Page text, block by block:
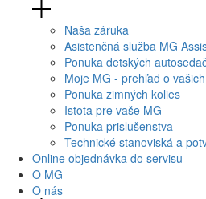
Naša záruka
Asistenčná služba MG
Ponuka detských
Moje MG - prehľad o
Ponuka zimných kolies
Istota pre vaše MG
Ponuka prislušenstva
Technické stanoviská a
Online objednávka do servisu
O MG
O nás